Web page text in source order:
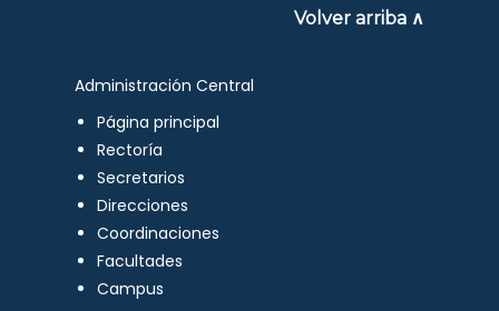
Volver arriba ∧
Administración Central
Página principal
Rectoría
Secretarios
Direcciones
Coordinaciones
Facultades
Campus